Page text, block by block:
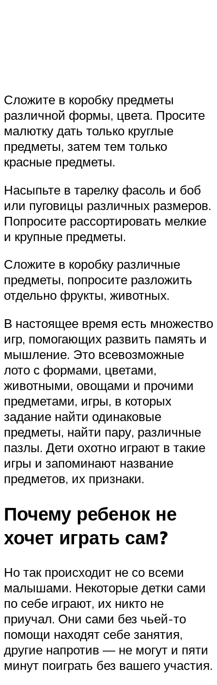
Сложите в коробку предметы
различной формы, цвета. Просите
малютку дать только круглые
предметы, затем тем только
красные предметы.
Насыпьте в тарелку фасоль и боб
или пуговицы различных размеров.
Попросите рассортировать мелкие
и крупные предметы.
Сложите в коробку различные
предметы, попросите разложить
отдельно фрукты, животных.
В настоящее время есть множество
игр, помогающих развить память и
мышление. Это всевозможные
лото с формами, цветами,
животными, овощами и прочими
предметами, игры, в которых
задание найти одинаковые
предметы, найти пару, различные
пазлы. Дети охотно играют в такие
игры и запоминают название
предметов, их признаки.
Почему ребенок не
хочет играть сам?
Но так происходит не со всеми
малышами. Некоторые детки сами
по себе играют, их никто не
приучал. Они сами без чьей-то
помощи находят себе занятия,
другие напротив — не могут и пяти
минут поиграть без вашего участия.